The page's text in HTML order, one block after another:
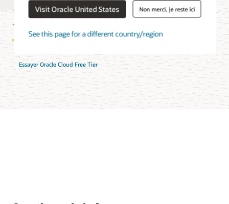
Visit Oracle United States Non merci, je reste ici
See this page for a different country/region
FAQ Visual Builder
Essayer Oracle Cloud Free Tier